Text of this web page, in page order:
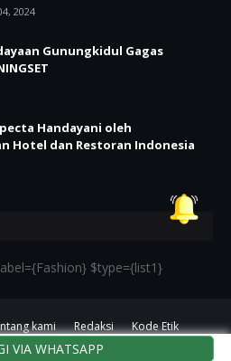
VIA WHATSAPP
2024
Gunungkidul Gagas
Handayani oleh
Hotel dan Restoran Indonesia
$type={list1}
kami Redaksi
Kode Etik
byTemplatesYard